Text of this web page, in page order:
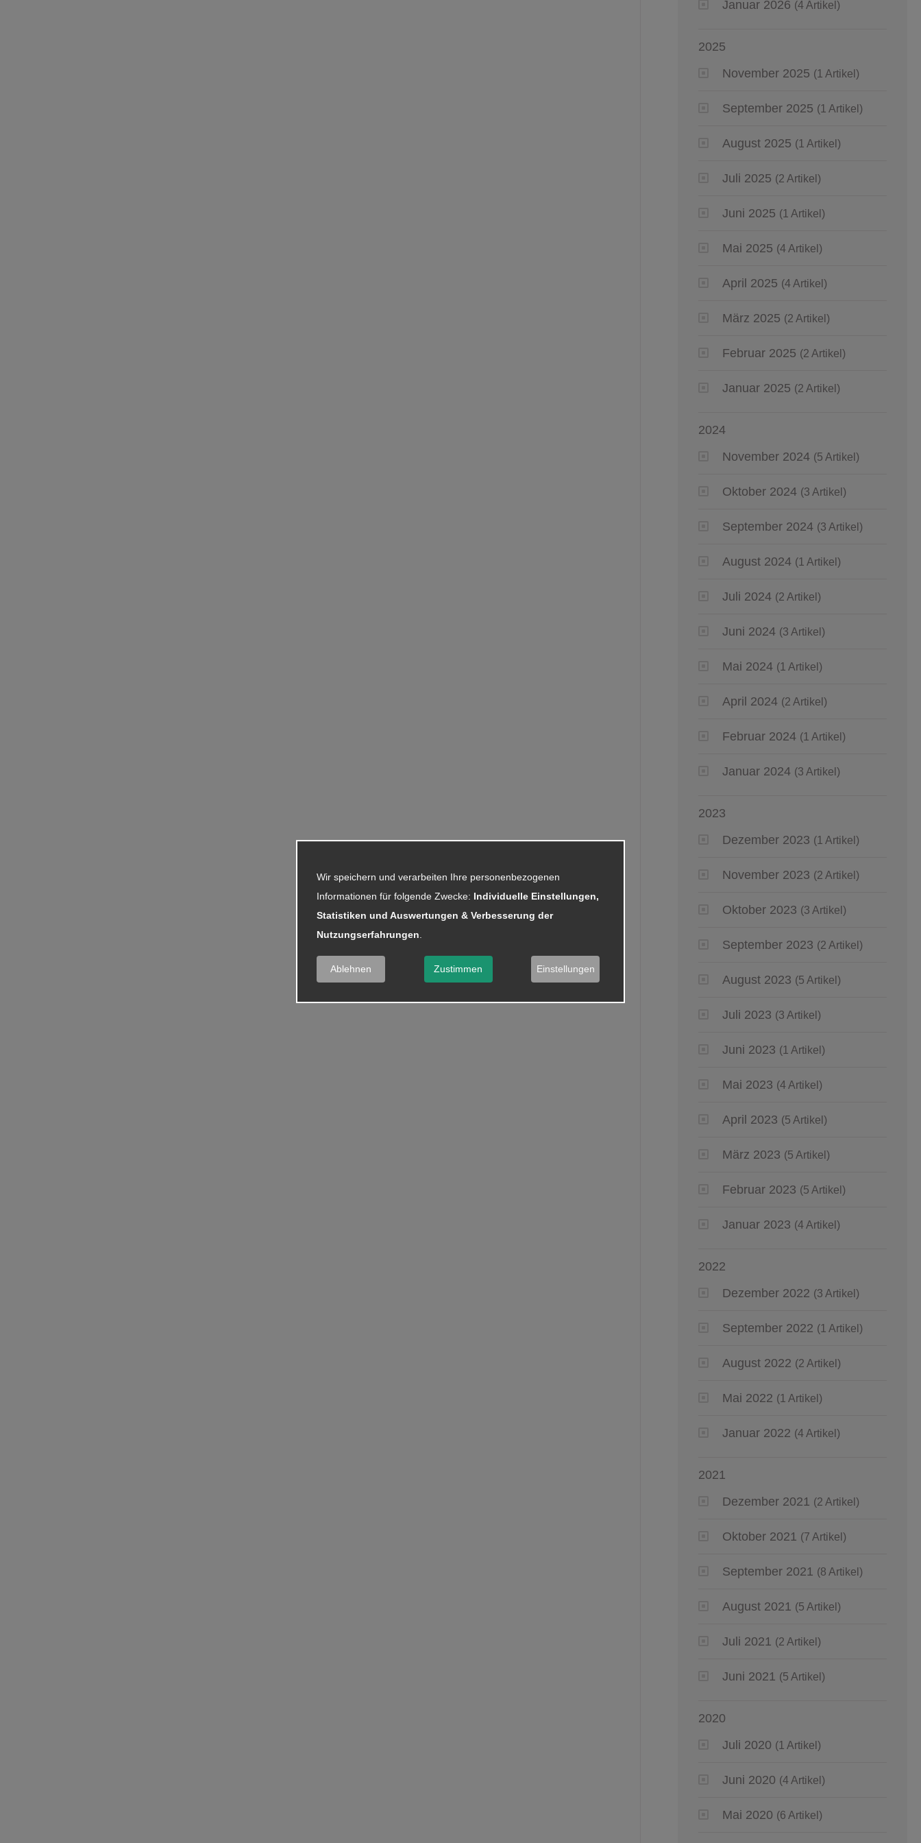
Januar 2026 (4 Artikel)
2025
November 2025 (1 Artikel)
September 2025 (1 Artikel)
August 2025 (1 Artikel)
Juli 2025 (2 Artikel)
Juni 2025 (1 Artikel)
Mai 2025 (4 Artikel)
April 2025 (4 Artikel)
März 2025 (2 Artikel)
Februar 2025 (2 Artikel)
Januar 2025 (2 Artikel)
2024
November 2024 (5 Artikel)
Oktober 2024 (3 Artikel)
September 2024 (3 Artikel)
August 2024 (1 Artikel)
Juli 2024 (2 Artikel)
Juni 2024 (3 Artikel)
Mai 2024 (1 Artikel)
April 2024 (2 Artikel)
Februar 2024 (1 Artikel)
Januar 2024 (3 Artikel)
2023
Dezember 2023 (1 Artikel)
November 2023 (2 Artikel)
Oktober 2023 (3 Artikel)
September 2023 (2 Artikel)
August 2023 (5 Artikel)
Juli 2023 (3 Artikel)
Juni 2023 (1 Artikel)
Mai 2023 (4 Artikel)
April 2023 (5 Artikel)
März 2023 (5 Artikel)
Februar 2023 (5 Artikel)
Januar 2023 (4 Artikel)
2022
Dezember 2022 (3 Artikel)
September 2022 (1 Artikel)
August 2022 (2 Artikel)
Mai 2022 (1 Artikel)
Januar 2022 (4 Artikel)
2021
Dezember 2021 (2 Artikel)
Oktober 2021 (7 Artikel)
September 2021 (8 Artikel)
August 2021 (5 Artikel)
Juli 2021 (2 Artikel)
Juni 2021 (5 Artikel)
2020
Juli 2020 (1 Artikel)
Juni 2020 (4 Artikel)
Mai 2020 (6 Artikel)
Wir speichern und verarbeiten Ihre personenbezogenen
Informationen für folgende Zwecke: Individuelle Einstellungen,
Statistiken und Auswertungen & Verbesserung der
Nutzungserfahrungen
Ablehnen Zustimmen Einstellungen